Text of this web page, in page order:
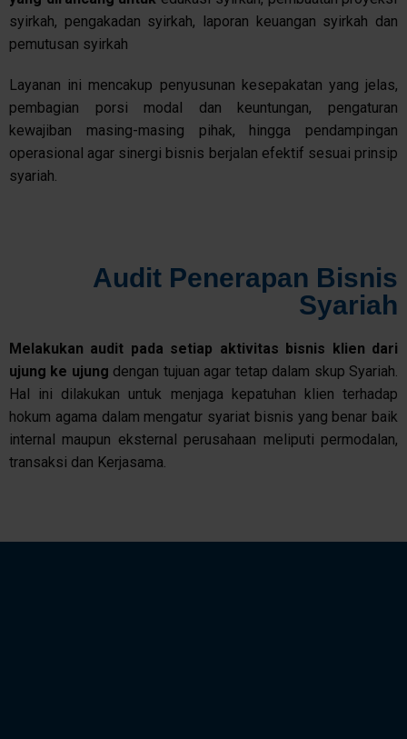
syirkah, pengakadan syirkah, laporan keuangan syirkah dan
pemutusan syirkah
Layanan ini mencakup penyusunan kesepakatan yang jelas,
pembagian porsi modal dan keuntungan, pengaturan
kewajiban masing-masing pihak, hingga pendampingan
operasional agar sinergi bisnis berjalan efektif sesuai prinsip
syariah.
Audit Penerapan Bisnis
Syariah
Melakukan audit pada setiap aktivitas bisnis klien dari
ujung ke ujung dengan tujuan agar tetap dalam skup Syariah.
Hal ini dilakukan untuk menjaga kepatuhan klien terhadap
hokum agama dalam mengatur syariat bisnis yang benar baik
internal maupun eksternal perusahaan meliputi permodalan,
transaksi dan Kerjasama.
NGABUBUREAD
SPASY
DAULAH
NGABUBUREAD
SPASY